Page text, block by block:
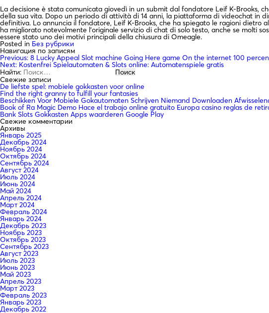
La decisione è stata comunicata giovedì in un submit dal fondatore Leif K-Brooks,
della sua vita. Dopo un periodo di attività di 14 anni, la piattaforma di videochat in
definitiva. Lo annuncia il fondatore, Leif K-Brooks, che ha spiegato le ragioni dietro
ha migliorato notevolmente l’originale servizio di chat di solo testo, anche se molti
essere stato uno dei motivi principali della chiusura di Omeagle.
Posted in Без рубрики
Навигация по записям
Previous: 8 Lucky Appeal Slot machine Going Here game On the internet 100
Next: Kostenfrei Spielautomaten & Slots online: Automatenspiele gratis
Найти:
Свежие записи
De liefste spel: mobiele gokkasten voor online
Find the right granny to fulfill your fantasies
Beschikken Voor Mobiele Gokautomaten Schrijven Niemand Downloaden
Book of Ra Magic Demo Hace el trabajo online gratuito Europa casino reglas de
Bank Slots Gokkasten Apps waarderen Google Play
Свежие комментарии
Архивы
Январь 2025
Декабрь 2024
Ноябрь 2024
Октябрь 2024
Сентябрь 2024
Август 2024
Июль 2024
Июнь 2024
Май 2024
Апрель 2024
Март 2024
Февраль 2024
Январь 2024
Декабрь 2023
Ноябрь 2023
Октябрь 2023
Сентябрь 2023
Август 2023
Июль 2023
Июнь 2023
Май 2023
Апрель 2023
Март 2023
Февраль 2023
Январь 2023
Декабрь 2022